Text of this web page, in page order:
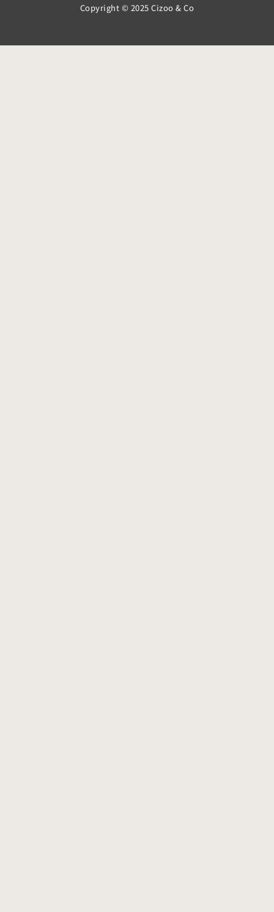
Copyright © 2025 Cizoo & Co